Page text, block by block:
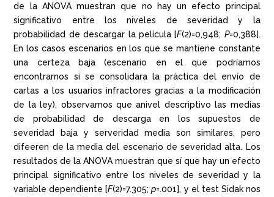
de la ANOVA muestran que no hay un efecto principal
significativo entre los niveles de severidad y la
probabilidad de descargar la película [F(2)=0,948; P=0,388].
En los casos escenarios en los que se mantiene constante
una certeza baja (escenario en el que podríamos
encontrarnos si se consolidara la práctica del envío de
cartas a los usuarios infractores gracias a la modificación
de la ley), observamos que anivel descriptivo las medias
de probabilidad de descarga en los supuestos de
severidad baja y serveridad media son similares, pero
difeeren de la media del escenario de severidad alta. Los
resultados de la ANOVA muestran que sí que hay un efecto
principal significativo entre los niveles de severidad y la
variable dependiente [F(2)=7.305;p=.001], y el test Sidak nos